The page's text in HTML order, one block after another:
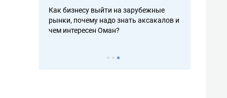
Как бизнесу выйти на зарубежные
рынки, почему надо знать аксакалов и
чем интересен Оман?